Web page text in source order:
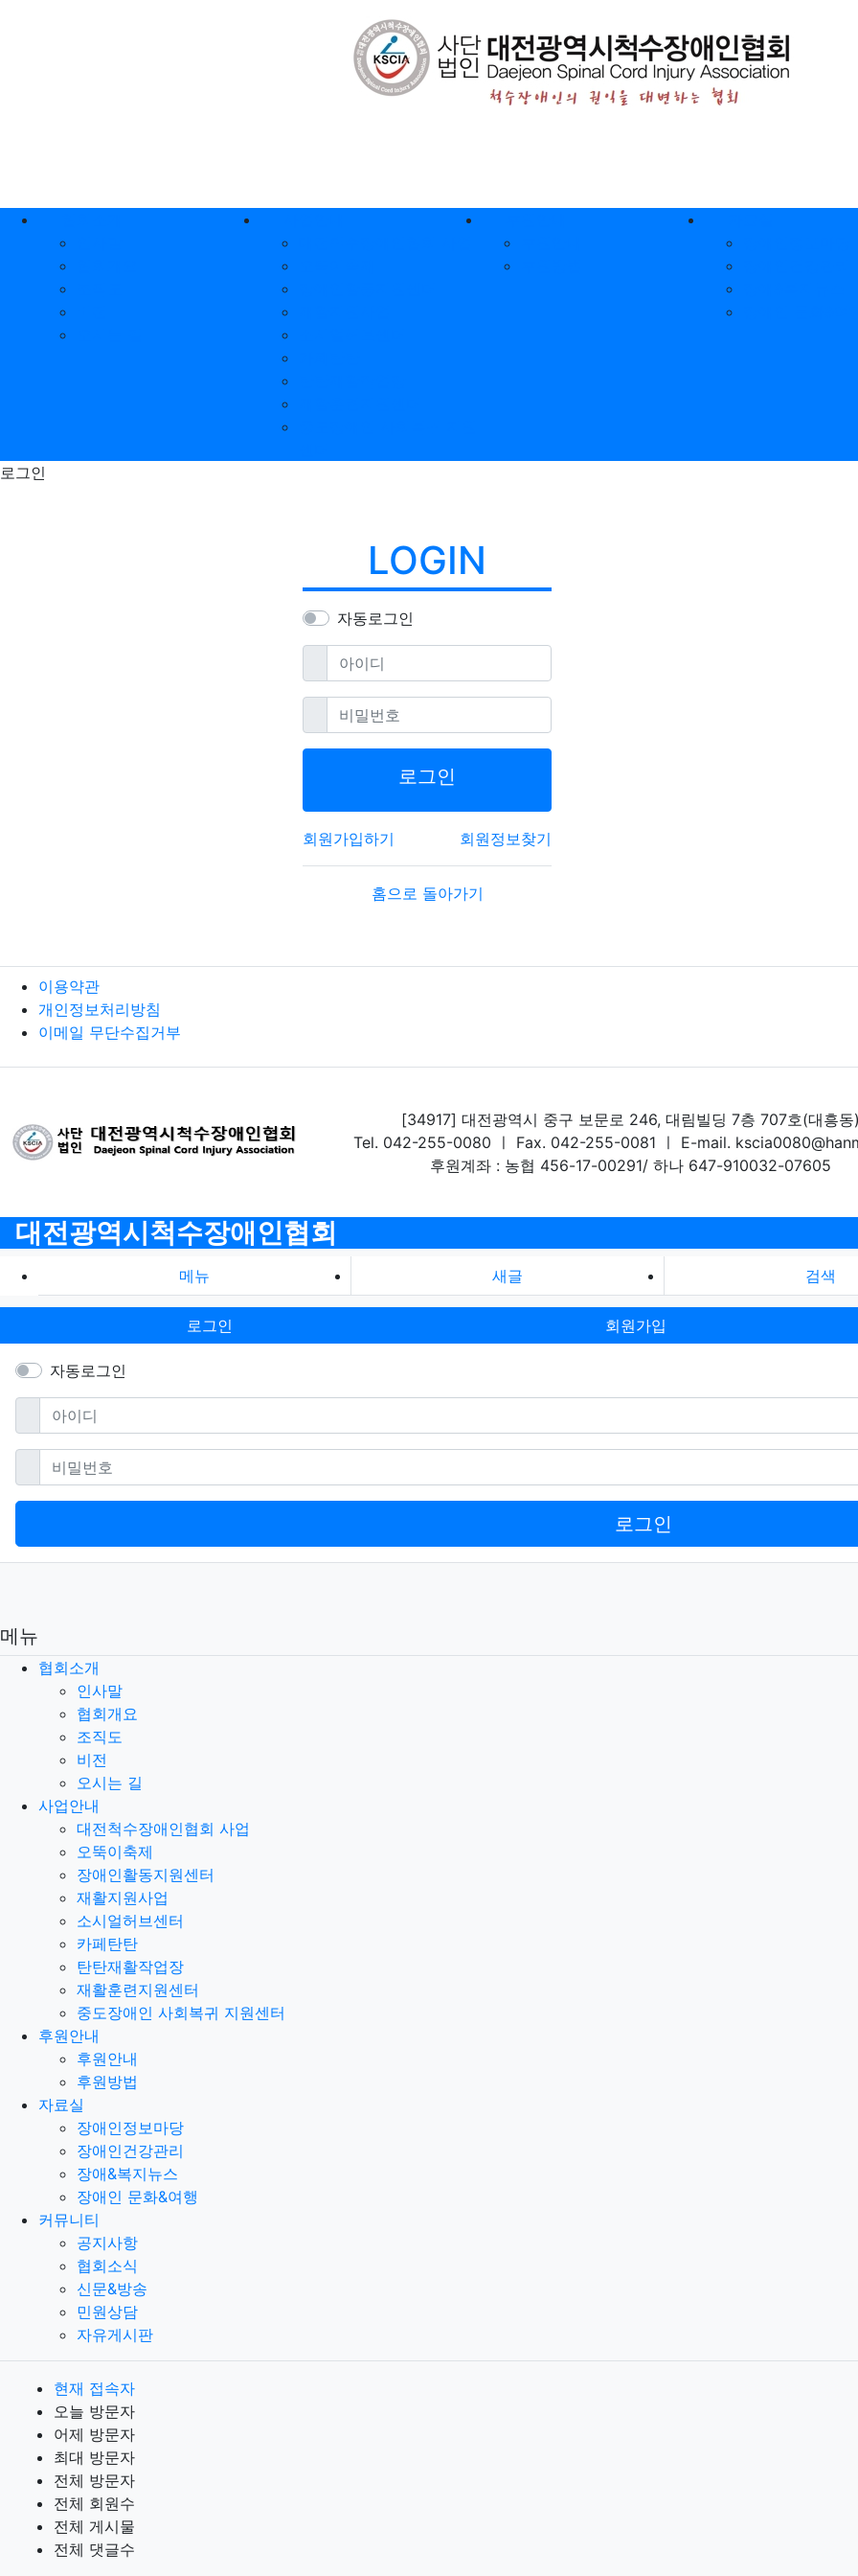
메인 메뉴
로그인
LOGIN
자동로그인
아이디필수
비밀번호필수
로그인
회원가입하기 회원정보찾기
홈으로 돌아가기
이용약관
개인정보처리방침
이메일 무단수집거부
[34917] 대전광역시 중구 보문로 246, 대림빌딩 7층 707호(대흥동
Tel. 042-255-0080 ㅣ Fax. 042-255-0081 ㅣ E-mail.
후원계좌 : 농협 456-17-00291/ 하나 647-910032-07605
대전광역시척수장애인협회
메뉴 새글 검색
로그인 회원가입
자동로그인
아이디필수
비밀번호필수
로그인
메뉴
협회소개
인사말
협회개요
조직도
비전
오시는 길
사업안내
대전척수장애인협회 사업
오뚝이축제
장애인활동지원센터
재활지원사업
소시얼허브센터
카페탄탄
탄탄재활작업장
재활훈련지원센터
중도장애인 사회복귀 지원센터
후원안내
후원안내
후원방법
자료실
장애인정보마당
장애인건강관리
장애&복지뉴스
장애인 문화&여행
커뮤니티
공지사항
협회소식
신문&방송
민원상담
자유게시판
현재 접속자
오늘 방문자
어제 방문자
최대 방문자
전체 방문자
전체 회원수
전체 게시물
전체 댓글수